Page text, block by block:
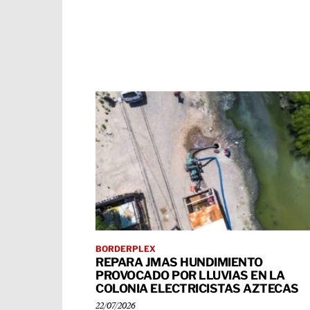
BORDERPLEX
REPARA JMAS HUNDIMIENTO
PROVOCADO POR LLUVIAS EN LA
COLONIA ELECTRICISTAS AZTECAS
22/07/2026